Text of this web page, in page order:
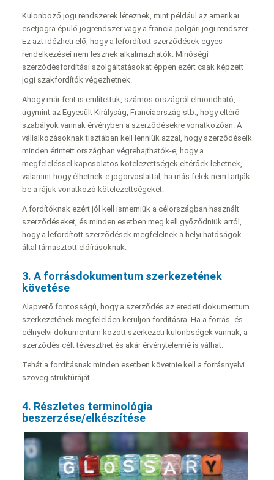
Különböző jogi rendszerek léteznek, mint például az amerikai
esetjogra épülő jogrendszer vagy a francia polgári jogi rendszer.
Ez azt idézheti elő, hogy a lefordított szerződések egyes
rendelkezései nem lesznek alkalmazhatók. Minőségi
szerződésfordítási szolgáltatásokat éppen ezért csak képzett
jogi szakfordítók végezhetnek.
Ahogy már fent is említettük, számos országról elmondható,
úgymint az Egyesült Királyság, Franciaország stb., hogy eltérő
szabályok vannak érvényben a szerződésekre vonatkozóan. A
vállalkozásoknak tisztában kell lenniük azzal, hogy szerződéseik
minden érintett országban végrehajthatók-e, hogy a
megfeleléssel kapcsolatos kötelezettségek eltérőek lehetnek,
valamint hogy élhetnek-e jogorvoslattal, ha más felek nem tartják
be a rájuk vonatkozó kötelezettségeket.
A fordítóknak ezért jól kell ismerniük a célországban használt
szerződéseket, és minden esetben meg kell győződniük arról,
hogy a lefordított szerződések megfelelnek a helyi hatóságok
által támasztott előírásoknak.
3. A forrásdokumentum szerkezetének
követése
Alapvető fontosságú, hogy a szerződés az eredeti dokumentum
szerkezetének megfelelően kerüljön fordításra. Ha a forrás- és
célnyelvi dokumentum között szerkezeti különbségek vannak, a
szerződés célt téveszthet és akár érvénytelenné is válhat.
Tehát a fordításnak minden esetben követnie kell a forrásnyelvi
szöveg struktúráját.
4. Részletes terminológia
beszerzése/elkészítése